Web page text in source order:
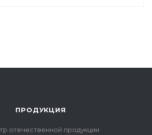
ПРОДУКЦИЯ
отечественной продукции